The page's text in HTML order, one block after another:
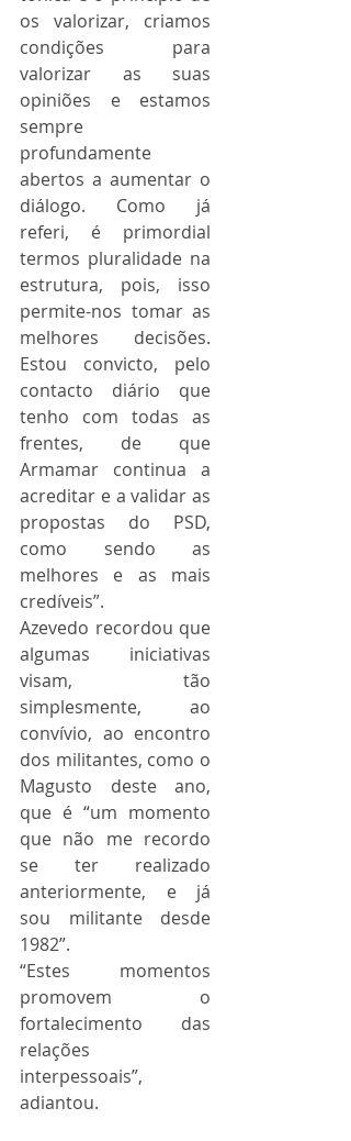
os valorizar, criamos
condições para
valorizar as suas
opiniões e estamos
sempre
profundamente
abertos a aumentar o
diálogo. Como já
referi, é primordial
termos pluralidade na
estrutura, pois, isso
permite-nos tomar as
melhores decisões.
Estou convicto, pelo
contacto diário que
tenho com todas as
frentes, de que
Armamar continua a
acreditar e a validar as
propostas do PSD,
como sendo as
melhores e as mais
credíveis”.
Azevedo recordou que
algumas iniciativas
visam, tão
simplesmente, ao
convívio, ao encontro
dos militantes, como o
Magusto deste ano,
que é “um momento
que não me recordo
se ter realizado
anteriormente, e já
sou militante desde
1982”.
“Estes momentos
promovem o
fortalecimento das
relações
interpessoais”,
adiantou.